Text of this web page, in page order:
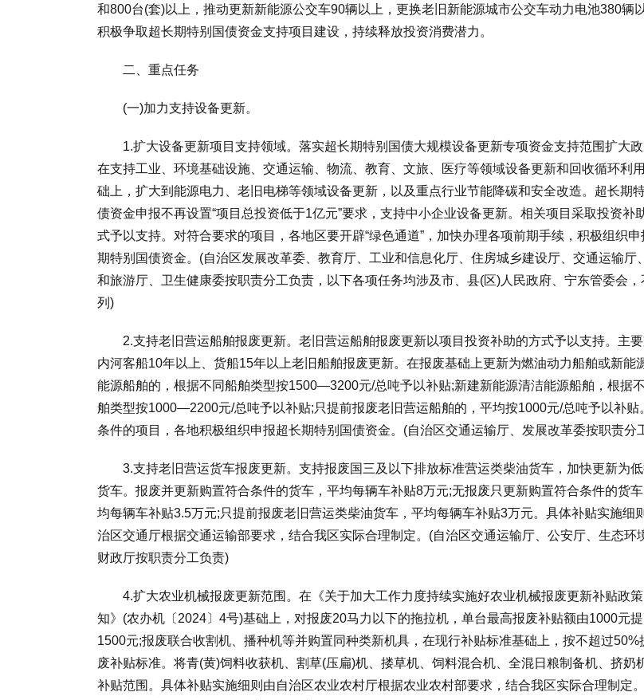
和800台(套)以上，推动更新新能源公交车90辆以上，更换老旧新能源城市公交车动力电池380辆
积极争取超长期特别国债资金支持项目建设，持续释放投资消费潜力。
二、重点任务
(一)加力支持设备更新。
1.扩大设备更新项目支持领域。落实超长期特别国债大规模设备更新专项资金支持范围扩大政
在支持工业、环境基础设施、交通运输、物流、教育、文旅、医疗等领域设备更新和回收循环利
础上，扩大到能源电力、老旧电梯等领域设备更新，以及重点行业节能降碳和安全改造。超长期
债资金申报不再设置“项目总投资低于1亿元”要求，支持中小企业设备更新。相关项目采取投资补
式予以支持。对符合要求的项目，各地区要开辟“绿色通道”，加快办理各项前期手续，积极组织申
期特别国债资金。(自治区发展改革委、教育厅、工业和信息化厅、住房城乡建设厅、交通运输厅
和旅游厅、卫生健康委按职责分工负责，以下各项任务均涉及市、县(区)人民政府、宁东管委会，
列)
2.支持老旧营运船舶报废更新。老旧营运船舶报废更新以项目投资补助的方式予以支持。主
内河客船10年以上、货船15年以上老旧船舶报废更新。在报废基础上更新为燃油动力船舶或新能
能源船舶的，根据不同船舶类型按1500—3200元/总吨予以补贴;新建新能源清洁能源船舶，根据
舶类型按1000—2200元/总吨予以补贴;只提前报废老旧营运船舶的，平均按1000元/总吨予以补贴
条件的项目，各地积极组织申报超长期特别国债资金。(自治区交通运输厅、发展改革委按职责分
3.支持老旧营运货车报废更新。支持报废国三及以下排放标准营运类柴油货车，加快更新为
货车。报废并更新购置符合条件的货车，平均每辆车补贴8万元;无报废只更新购置符合条件的货
均每辆车补贴3.5万元;只提前报废老旧营运类柴油货车，平均每辆车补贴3万元。具体补贴实施细
治区交通厅根据交通运输部要求，结合我区实际合理制定。(自治区交通运输厅、公安厅、生态环
财政厅按职责分工负责)
4.扩大农业机械报废更新范围。在《关于加大工作力度持续实施好农业机械报废更新补贴政策
知》(农办机〔2024〕4号)基础上，对报废20马力以下的拖拉机，单台最高报废补贴额由1000元提
1500元;报废联合收割机、播种机等并购置同种类新机具，在现行补贴标准基础上，按不超过50%
废补贴标准。将青(黄)饲料收获机、割草(压扁)机、搂草机、饲料混合机、全混日粮制备机、挤奶
补贴范围。具体补贴实施细则由自治区农业农村厅根据农业农村部要求，结合我区实际合理制定